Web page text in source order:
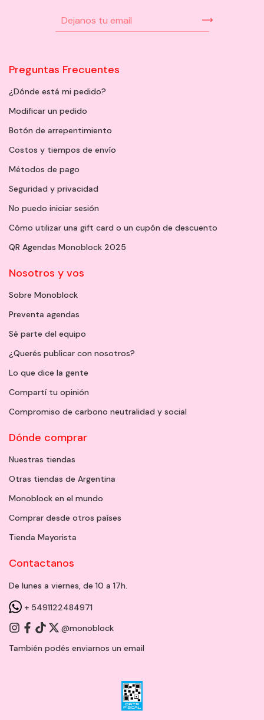
Preguntas Frecuentes
¿Dónde está mi pedido?
Modificar un pedido
Botón de arrepentimiento
Costos y tiempos de envío
Métodos de pago
Seguridad y privacidad
No puedo iniciar sesión
Cómo utilizar una gift card o un cupón de descuento
QR Agendas Monoblock 2025
Nosotros y vos
Sobre Monoblock
Preventa agendas
Sé parte del equipo
¿Querés publicar con nosotros?
Lo que dice la gente
Compartí tu opinión
Compromiso de carbono neutralidad y social
Dónde comprar
Nuestras tiendas
Otras tiendas de Argentina
Monoblock en el mundo
Comprar desde otros países
Tienda Mayorista
Contactanos
De lunes a viernes, de 10 a 17h.
+ 5491122484971
@monoblock
También podés enviarnos un email